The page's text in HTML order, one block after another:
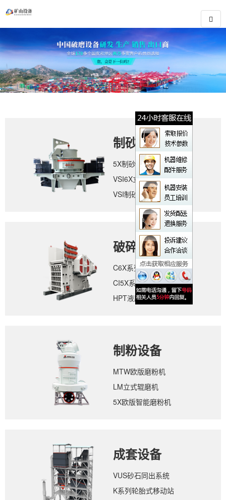
制砂设备
5X制砂机
VSI6X立轴冲击式破碎机
VSI制砂机
破碎设备
C6X系列颚式破碎机
CI5X系列反击式破碎机
HPT液压圆锥破碎机
制粉设备
MTW欧版磨粉机
LM立式辊磨机
5X欧版智能磨粉机
成套设备
VUS砂石同出系统
K系列轮胎式移动站